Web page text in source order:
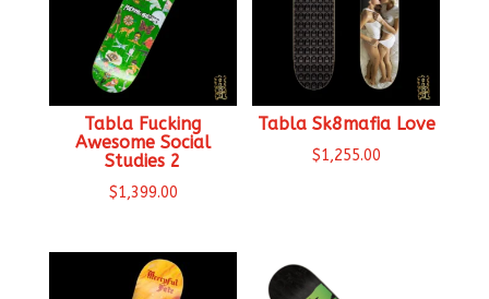
Tabla Fucking
Awesome Social
Studies 2
$1,399.00
Tabla Sk8mafia Love
$1,255.00